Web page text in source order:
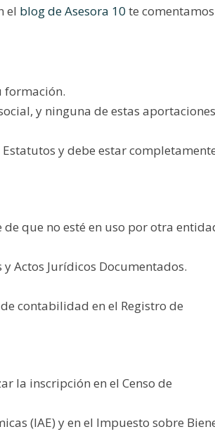
el blog de Asesora 10 te comentamos
formación.
y ninguna de estas
y debe estar
que no esté en uso por otra
Actos Jurídicos Documentados.
contabilidad en el Registro de
la inscripción en el Censo de
(IAE) y en el Impuesto sobre